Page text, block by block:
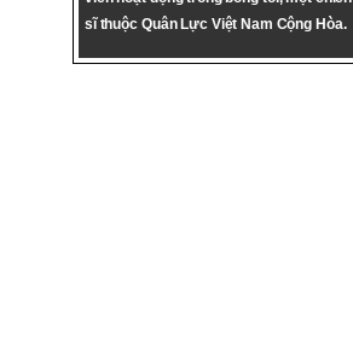
sĩ thuộc Quân Lực Việt Nam Cộng Hòa.